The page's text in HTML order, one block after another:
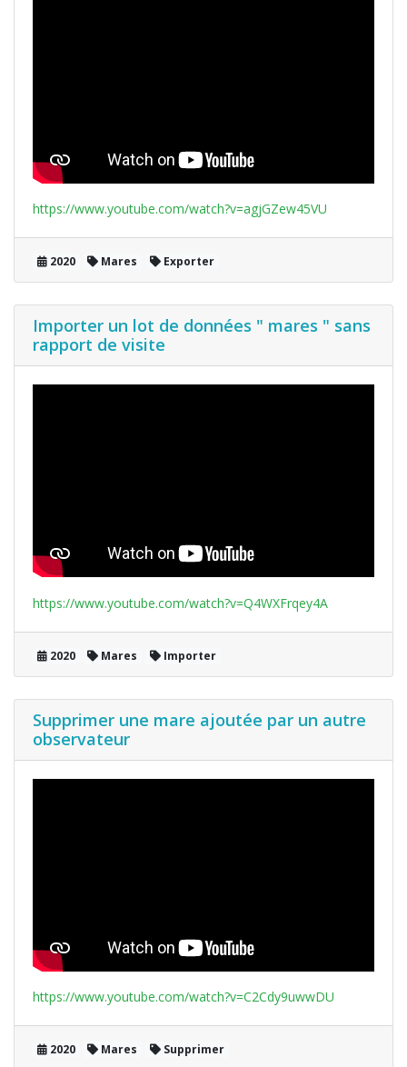
https://www.youtube.com/watch?v=agjGZew45VU
2020 Mares Exporter
Importer un lot de données " mares " sans
rapport de visite
https://www.youtube.com/watch?v=Q4WXFrqey4A
2020 Mares Importer
Supprimer une mare ajoutée par un autre
observateur
https://www.youtube.com/watch?v=C2Cdy9uwwDU
2020 Mares Supprimer